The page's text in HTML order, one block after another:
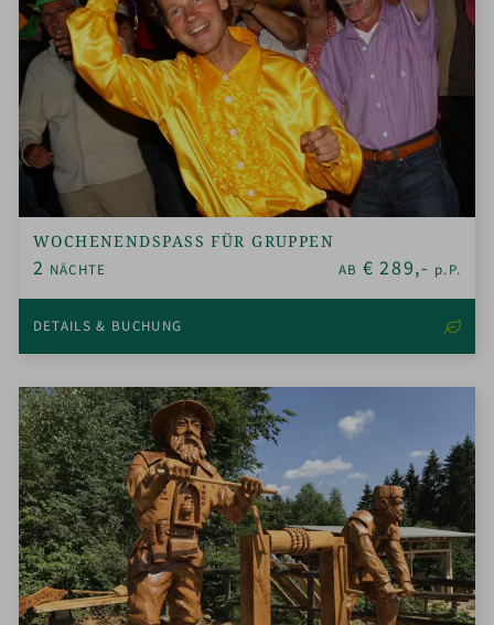
WOCHENENDSPASS FÜR GRUPPEN
2 NÄCHTE AB € 289,- p.P.
DETAILS & BUCHUNG